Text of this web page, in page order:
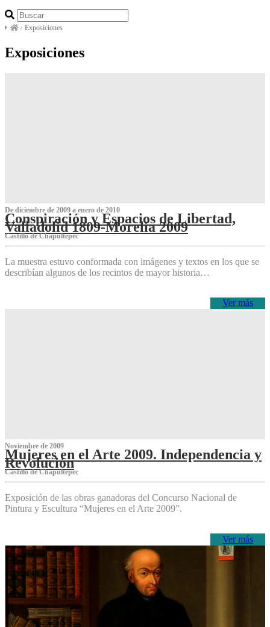
/ Exposiciones
Exposiciones
De diciembre de 2009 a enero de 2010
Conspiración y Espacios de Libertad,
Valladolid 1809-Morelia 2009
Castillo de Chapultepec
La muestra estuvo conformada con imágenes y textos en los que se
describían algunos de los recintos de mayor historia…
Ver más
Noviembre de 2009
Mujeres en el Arte 2009. Independencia y
Revolución
Castillo de Chapultepec
Exposición de las obras ganadoras del Concurso Nacional de
Pintura y Escultura “Mujeres en el Arte 2009”.
Ver más